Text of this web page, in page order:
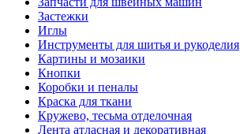
Застежки
Иглы
Инструменты для шитья и рукоделия
Картины и мозаики
Кнопки
Коробки и пеналы
Краска для ткани
Кружево, тесьма отделочная
Лента атласная и декоративная